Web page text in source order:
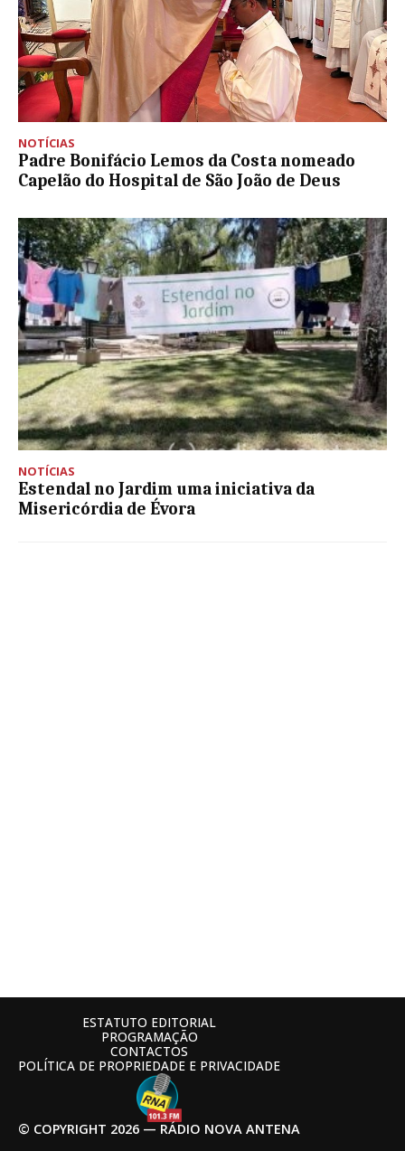
NOTÍCIAS
Padre Bonifácio Lemos da Costa nomeado
Capelão do Hospital de São João de Deus
NOTÍCIAS
Estendal no Jardim uma iniciativa da
Misericórdia de Évora
© COPYRIGHT 2026 — RÁDIO NOVA ANTENA
ESTATUTO EDITORIAL
PROGRAMAÇÃO
CONTACTOS
POLÍTICA DE PROPRIEDADE E PRIVACIDADE